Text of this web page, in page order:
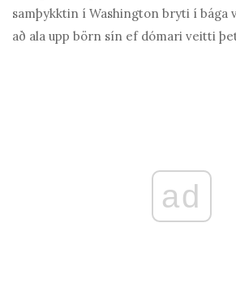
samþykktin í Washington bryti í
að ala upp börn sín ef dómari veitti
ad